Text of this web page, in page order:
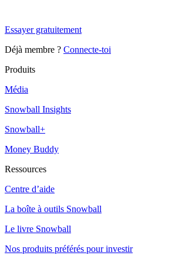
Essayer gratuitement
Déjà membre ? Connecte-toi
Produits
Média
Snowball Insights
Snowball+
Money Buddy
Ressources
Centre d’aide
La boîte à outils Snowball
Le livre Snowball
Nos produits préférés pour investir